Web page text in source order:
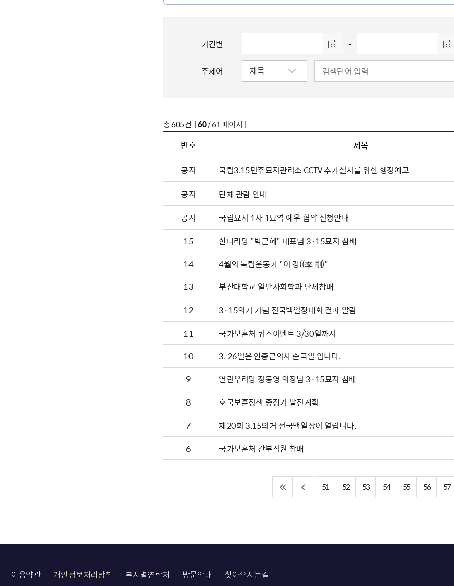
기간별 -
주제어
총605건 [60/ 61 페이지 ]
번호 제목
공지
국립3.15민주묘지관리소 CCTV 추가설치를 위한 행정예고
공지
단체 관람 안내
공지
국립묘지 1사 1묘역 예우 협약 신청안내
15
한나라당 "박근혜" 대표님 3·15묘지 참배
14
4월의 독립운동가 "이 강((李 剛)"
13
부산대학교 일반사회학과 단체참배
12
3·15의거 기념 전국백일장대회 결과 알림
11
국가보훈처 퀴즈이벤트 3/30일까지
10
3. 26일은 안중근의사 순국일 입니다.
9
열린우리당 정동영 의장님 3·15묘지 참배
8
호국보훈정책 중장기 발전계획
7
제20회 3.15의거 전국백일장이 열립니다.
6
국가보훈처 간부직원 참배
51 52 53 54 55 56 57
이용약관 개인정보처리방침 부서별연락처 방문안내 찾아오시는길